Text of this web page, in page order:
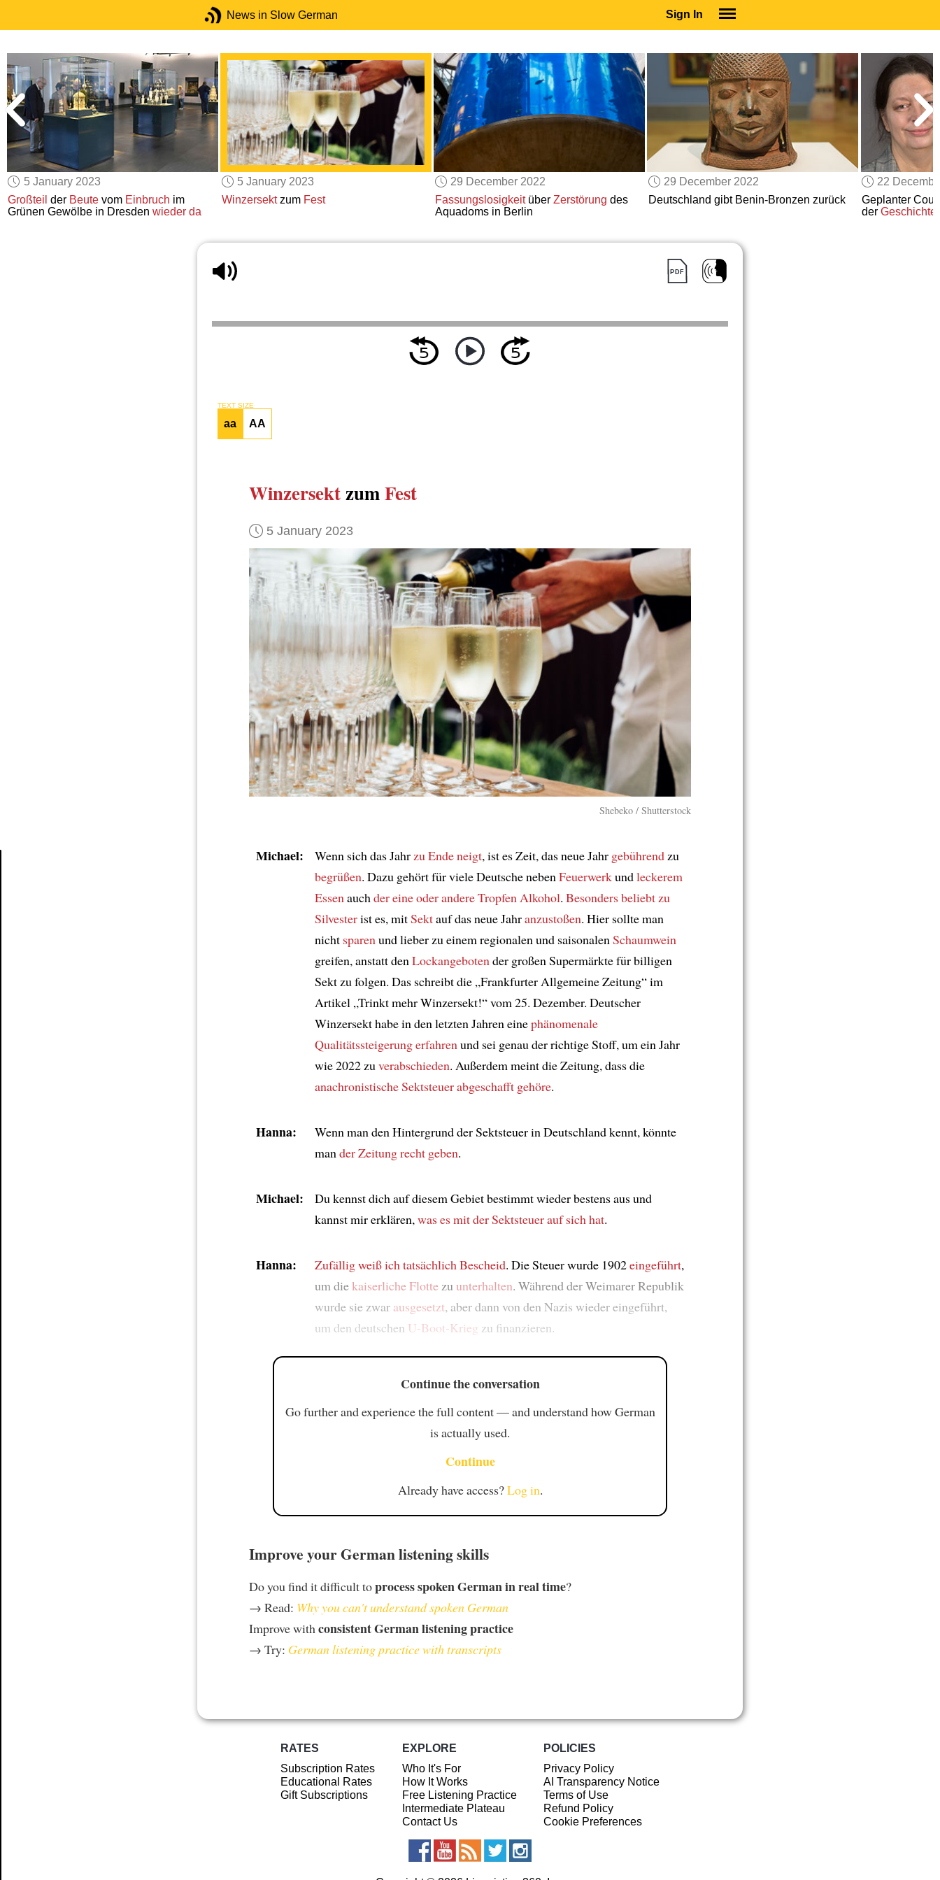
News in Slow German Sign In
SUBSCRIBE
EDUCATIONAL LICENSES
GIFT CARDS
OTHER LANGUAGES
ABOUT US
ALEXA
ADJUST COLORS
5 January 2023
Großteil der Beute vom Einbruch im
Grünen Gewölbe in Dresdenwieder da
5 January 2023
Winzersektzum Fest
29 December 2022
Fassungslosigkeitüber Zerstörung des
Aquadoms in Berlin
29 December 2022
Deutschland gibt Benin-Bronzen zurück
22
Geplanter
derGeschichte
TEXT SIZE
aa AA
WinzersektzumFest
5 January 2023
Shebeko / Shutterstock
Michael: Wenn sich das Jahrzu Ende neigt, ist es Zeit, das neue Jahr gebührendzu
begrüßen. Dazu gehört für viele Deutsche nebenFeuerwerkundleckerem
Essenauchder eine oder andere Tropfen Alkohol. Besonders beliebtzu
Silvesterist es, mitSektauf das neue Jahranzustoßen. Hier sollte man
nicht sparenund lieber zu einem regionalen und saisonalenSchaumwein
greifen, anstatt denLockangebotender großen Supermärkte für billigen
Sekt zu folgen. Das schreibt die „Frankfurter Allgemeine Zeitung“ im
Artikel „Trinkt mehr Winzersekt!“ vom 25. Dezember. Deutscher
Winzersekt habe in den letzten Jahren einephänomenale
Qualitätssteigerungerfahrenund sei genau der richtige Stoff, um ein Jahr
wie 2022 zuverabschieden. Außerdem meint die Zeitung, dass die
anachronistische Sektsteuerabgeschafft gehöre.
Hanna:
Wenn man den Hintergrund der Sektsteuer in Deutschland kennt, könnte
mander Zeitung recht geben.
Michael:
Du kennst dich auf diesem Gebiet bestimmt wieder bestens aus und
kannst mir erklären,was es mit der Sektsteuer auf sich hat.
Hanna: Zufälligweiß ich tatsächlich Bescheid. Die Steuer wurde 1902eingeführt,
um diekaiserliche Flottezu unterhalten. Während der Weimarer Republik
wurde sie zwar ausgesetzt, aber dann von den Nazis wieder eingeführt,
um den deutschen U-Boot-Krieg zu finanzieren.
Continue the conversation
Go further and experience the full content — and understand how German
is actually used.
Continue
Already have access?Log in.
Improve your German listening skills
Do you find it difficult toprocess spoken German in real time?
→ Read: Why you can't understand spoken German
Improve withconsistent German listening practice
→ Try: German listening practice with transcripts
RATES
Subscription Rates
Educational Rates
Gift Subscriptions
EXPLORE
Who It's For
How It Works
Free Listening Practice
Intermediate Plateau
Contact Us
POLICIES
Privacy Policy
AI Transparency Notice
Terms of Use
Refund Policy
Cookie Preferences